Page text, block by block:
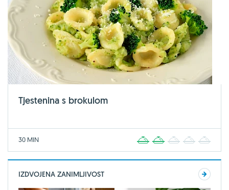
Tjestenina s brokulom
30 MIN 2 3 4
IZDVOJENA ZANIMLJIVOST